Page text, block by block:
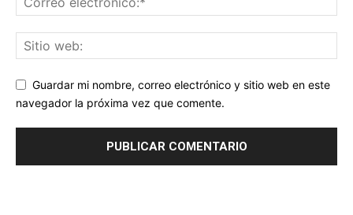
Guardar mi nombre, correo electrónico y sitio web en este
navegador la próxima vez que comente.